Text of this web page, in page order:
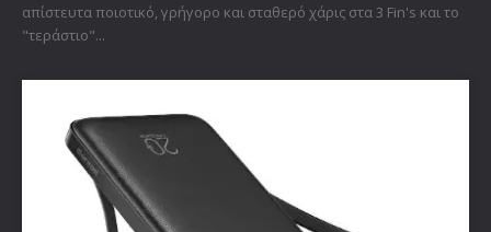
απίστευτα ποιοτικό, γρήγορο και σταθερό χάρις στα 3 Fin's και το
"τεράστιο"...